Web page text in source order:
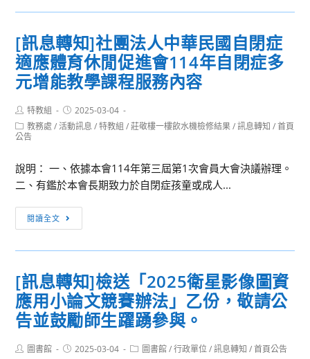
聯
大
學
敬
邀
貴
校
學
生
報
本
校
機
械
[訊息轉知]社團法人中華民國自閉症
適應體育休閒促進會114年自閉症多
元增能教學課程服務內容
Post
author:
特教組
Post
published:
2025-03-04
Post
category:
教務處 / 活動訊息 / 特教組 / 莊敬樓一樓飲水機檢修結果 / 訊息轉知 / 首頁
公告
說明： 一、依據本會114年第三屆第1次會員大會決議辦理。
二、有鑑於本會長期致力於自閉症孩童或成人...
閱讀全文
息
轉
社
團
法
人
中
[訊息轉知]檢送「2025衛星影像圖資
應用小論文競賽辦法」乙份，敬請公
告並鼓勵師生躍踴參與。
Post圖書館
Post2025-03-04
Post圖書館 / 行政單位 / 訊息轉知 / 首頁公告